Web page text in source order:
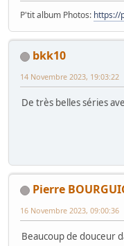
P'tit album Photos: https://
bkk10
14 Novembre 2023, 19:03:22
De très belles séries
Pierre
16 Novembre 2023, 09:00:36
Beaucoup de douceur